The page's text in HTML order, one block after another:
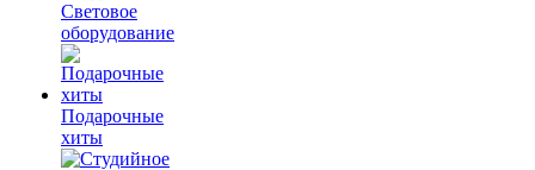
Световое
оборудование
Подарочные
хиты